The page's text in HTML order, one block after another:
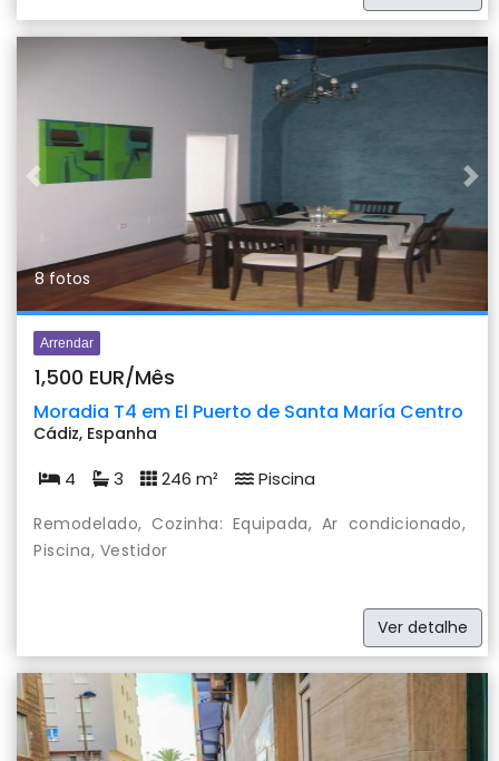
Previous
8 fotos
Arrendar
1,500 EUR/Mês
Moradia T4 em El Puerto de Santa María Centro
Cádiz, Espanha
4 3 246 m² Piscina
Remodelado, Cozinha: Equipada, Ar condicionado,
Piscina, Vestidor
Ver detalhe